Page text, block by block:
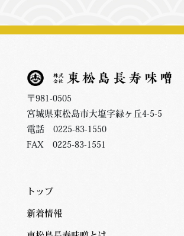
〒981-0505
宮城県東松島市大塩字緑ヶ丘4-5-5
電話 0225-83-1550
FAX 0225-83-1551
トップ
新着情報